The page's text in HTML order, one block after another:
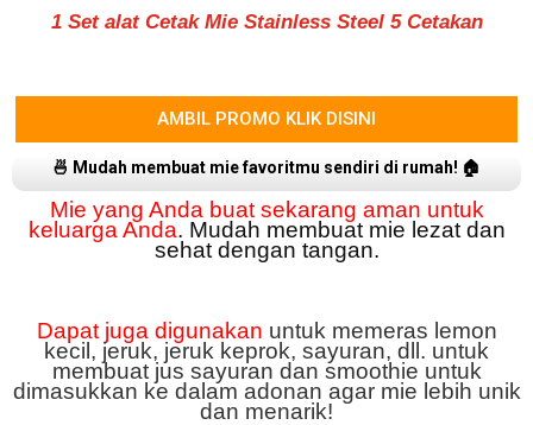
1 Set alat Cetak Mie Stainless Steel 5 Cetakan
AMBIL PROMO KLIK DISINI
🍜 Mudah membuat mie favoritmu sendiri di rumah! 🏠
Mie yang Anda buat sekarang aman untuk
keluarga Anda. Mudah membuat mie lezat dan
sehat dengan tangan.
Dapat juga digunakan untuk memeras lemon
kecil, jeruk, jeruk keprok, sayuran, dll. untuk
membuat jus sayuran dan smoothie untuk
dimasukkan ke dalam adonan agar mie lebih unik
dan menarik!